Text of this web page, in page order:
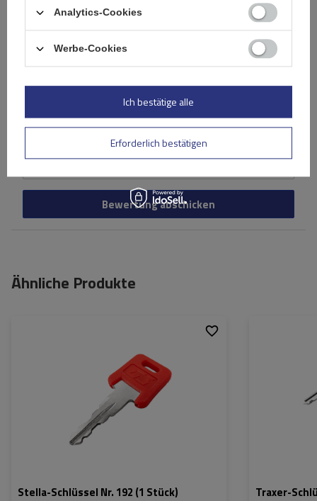
Ihr Produktfoto hinzufügen:
Ihr Vorname
Ihre E-Mail-Adresse
Bewertung abschicken
Ähnliche Produkte
Stella-Schlüssel Nr. 192 (1 Stück) Traxer-
Analytics-Cookies
Werbe-Cookies
Erforderlich bestätigen
Ich bestätige alle